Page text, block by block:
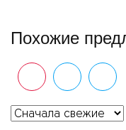
Похожие